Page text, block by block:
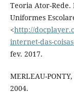
Teoria Ator-
Uniformes
<http://
internet-das-
fev. 2017.
MERLEAU-
2004.